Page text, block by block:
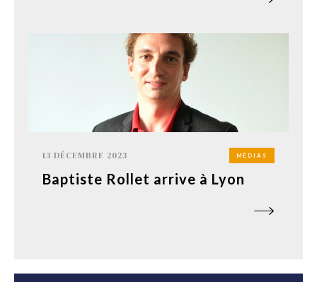
13 DÉCEMBRE 2023 MÉDIAS
Baptiste Rollet arrive à Lyon